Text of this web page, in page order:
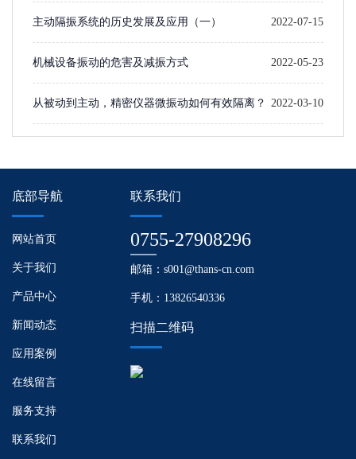
主动隔振系统的历史发展及应用（一）​ 2022-07-15
机械设备振动的危害及减振方式 2022-05-23
从被动到主动，精密仪器微振动如何有效隔离？ 2022-03-10
底部导航
网站首页
关于我们
产品中心
新闻动态
应用案例
在线留言
服务支持
联系我们
联系我们
0755-27908296
邮箱：s001@thans-cn.com
手机：13826540336
扫描二维码